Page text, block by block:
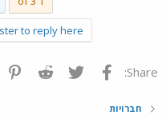
to reply here.
Share: פייסבוק Twitter
Reddit
חברויות